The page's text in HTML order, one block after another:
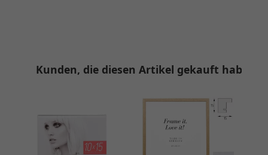
Kunden, die diesen Artikel gekauft haben,